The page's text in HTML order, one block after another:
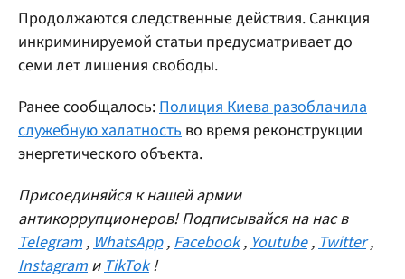
Продолжаются следственные действия. Санкция
инкриминируемой статьи предусматривает до
семи лет лишения свободы.
Ранее сообщалось:Полиция Киева разоблачила
служебную халатность во время реконструкции
энергетического объекта.
Присоединяйся к нашей армии
антикоррупционеров! Подписывайся на нас в
Telegram ,WhatsApp ,Facebook ,Youtube ,Twitter ,
Instagram иTikTok !